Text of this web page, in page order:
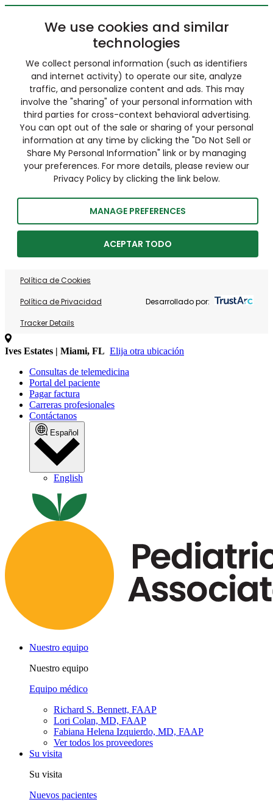
We use cookies and similar
technologies
We collect personal information (such as identifiers
and internet activity) to operate our site, analyze
traffic, and personalize content and ads. This may
involve the "sharing" of your personal information with
third parties for cross-context behavioral advertising.
You can opt out of the sale or sharing of your personal
information at any time by clicking the "Do Not Sell or
Share My Personal Information" link or by managing
your preferences. For more details, please review our
Privacy Policy by clicking the link below.
MANAGE PREFERENCES
ACEPTAR TODO
Política de Cookies
Política de Privacidad
Tracker Details
Desarrollado por:
Ives Estates | Miami, FL Elija otra ubicación
Consultas de telemedicina
Portal del paciente
Pagar factura
Carreras profesionales
Contáctanos
Español
English
Nuestro equipo
Nuestro equipo
Equipo médico
Richard S. Bennett, FAAP
Lori Colan, MD, FAAP
Fabiana Helena Izquierdo, MD, FAAP
Ver todos los proveedores
Su visita
Su visita
Nuevos pacientes